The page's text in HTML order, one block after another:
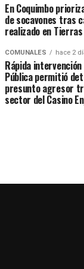
En Coquimbo
de socavones tras
realizado en
COMUNALES hace 2
Rápida
Pública permitió
presunto agresor
sector del Casino